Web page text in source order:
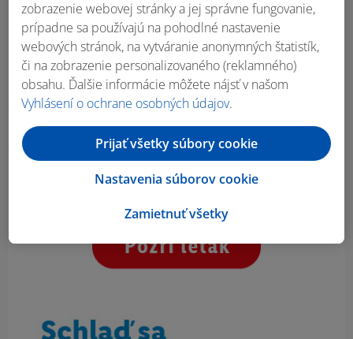
zobrazenie webovej stránky a jej správne fungovanie,
prípadne sa používajú na pohodlné nastavenie
webových stránok, na vytváranie anonymných štatistík,
či na zobrazenie personalizovaného (reklamného)
obsahu. Ďalšie informácie môžete nájsť v našom
Vyhlásení o ochrane osobných údajov.
Zamietnuť všetky
Nastavenia súborov cookie
Prijať všetky súbory cookie